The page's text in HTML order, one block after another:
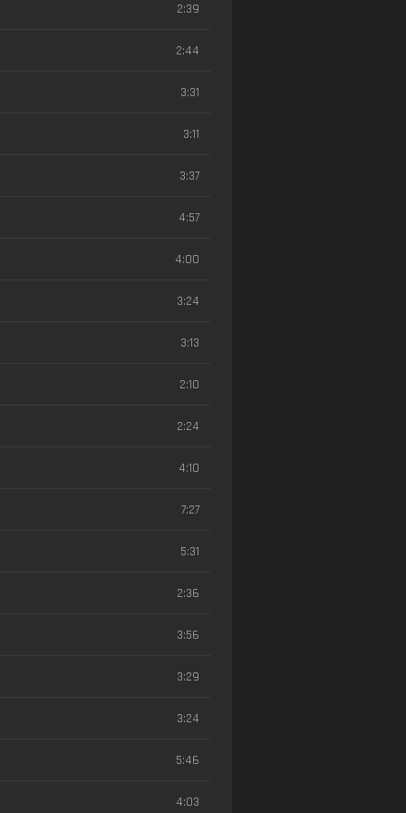
2:39
2:44
3:31
3:11
3:37
4:57
4:00
3:24
3:13
2:10
2:24
4:10
7:27
5:31
2:36
3:56
3:29
3:24
5:46
4:03